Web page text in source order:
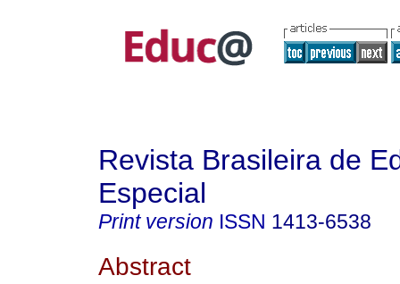
Revista Brasileira de
Especial
Print version ISSN 1413-6538
Abstract